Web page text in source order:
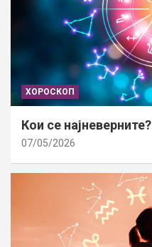
ХОРОСКОП
Кои се најневерните?
07/05/2026